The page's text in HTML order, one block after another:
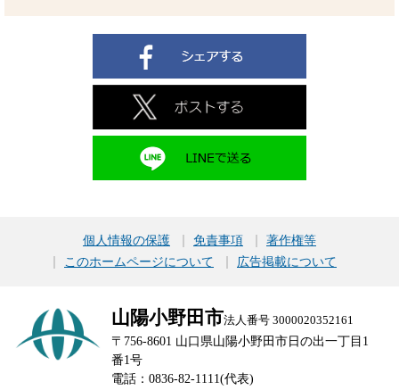
個人情報の保護 免責事項
著作権等
このホームページについて
広告掲載について
山陽小野田市法人番号 3000020352161
〒756-8601 山口県山陽小野田市日の出一丁目1
番1号
電話：0836-82-1111(代表)